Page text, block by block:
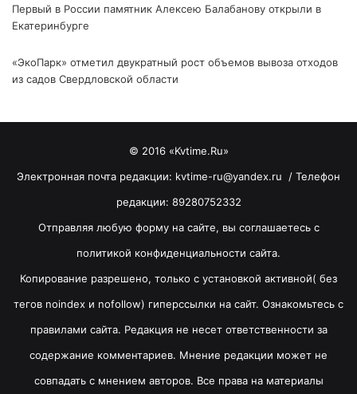
Первый в России памятник Алексею Балабанову открыли в
Екатеринбурге
«ЭкоПарк» отметил двукратный рост объемов вывоза отходов
из садов Свердловской области
© 2016 «Kvtime.Ru»
Электронная почта редакции: kvtime-ru@yandex.ru / Телефон
редакции: 89280752332
Отправляя любую форму на сайте, вы соглашаетесь с
политикой конфиденциальности сайта.
Копирование разрешено, только с установкой активной( без
тегов noindex и nofollow) гиперссылки на сайт. Ознакомьтесь с
правилами сайта. Редакция не несет ответственности за
содержание комментариев. Мнение редакции может не
совпадать с мнением авторов. Все права на материалы